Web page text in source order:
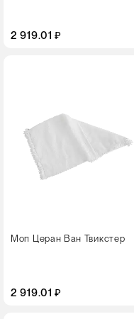
2 919.01 ₽
Моп Церан Ван Твикстер
2 919.01 ₽